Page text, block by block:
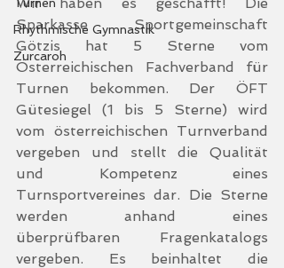
Rhythmische Gymnastik
Zurcaroh
Sparkasse Sportgemeinschaft
Götzis hat 5 Sterne vom
Österreichischen Fachverband für
Turnen bekommen. Der ÖFT
Gütesiegel (1 bis 5 Sterne) wird
vom österreichischen Turnverband
vergeben und stellt die Qualität
und Kompetenz eines
Turnsportvereines dar. Die Sterne
werden anhand eines
überprüfbaren Fragenkatalogs
vergeben. Es beinhaltet die